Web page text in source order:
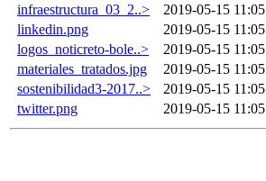
infraestructura_03_2..>
2019-05-15 11:05
linkedin.png
2019-05-15 11:05
logos_noticreto-bole..>
2019-05-15 11:05
materiales_tratados.jpg
2019-05-15 11:05
sostenibilidad3-2017..>
2019-05-15 11:05
twitter.png
2019-05-15 11:05